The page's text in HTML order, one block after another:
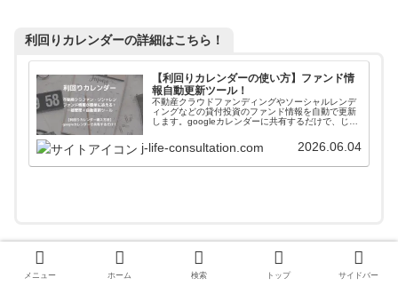
利回りカレンダーの詳細はこちら！
【利回りカレンダーの使い方】ファンド情
報自動更新ツール！
不動産クラウドファンディングやソーシャルレンデ
ィングなどの貸付投資のファンド情報を自動で更新
します。googleカレンダーに共有するだけで、じぇ
自動更新されます。使い方や導入方法を解説してい
ます。
j-life-consultation.com 2026.06.04
メニュー ホーム 検索 トップ サイドバー